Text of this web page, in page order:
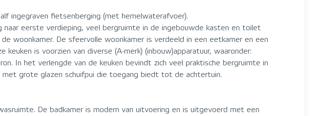
ingegraven fietsenberging (met hemelwaterafvoer).
eerste verdieping, veel bergruimte in de ingebouwde kasten en toilet
woonkamer. De sfeervolle woonkamer is verdeeld in een eetkamer en een
is voorzien van diverse (A-merk) (inbouw)apparatuur, waaronder:
In het verlengde van de keuken bevindt zich veel praktische bergruimte in
grote glazen schuifpui die toegang biedt tot de achtertuin.
De badkamer is modern van uitvoering en is uitgevoerd met een